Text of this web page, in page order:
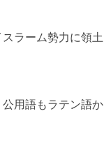
ラーム勢力に領土
用語もラテン語か